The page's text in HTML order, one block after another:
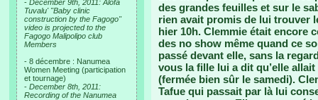
- December 9th, 2011: Alofa
Tuvalu' "Baby clinic
construction by the Fagogo"
video is projected to the
Fagogo Malipolipo club
Members
- 8 décembre : Nanumea
Women Meeting (participation
et tournage)
- December 8th, 2011:
Recording of the Nanumea
des grandes feuilles et sur le
rien avait promis de lui trouver
hier 10h. Clemmie était encore
des no show même quand ce
passé devant elle, sans la
vous la fille lui a dit qu’elle
(fermée bien sûr le samedi).
Tafue qui passait par là lui